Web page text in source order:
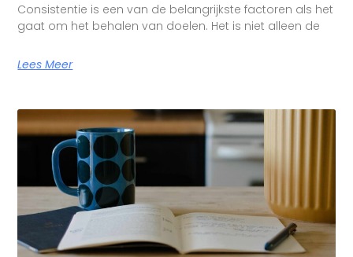
Consistentie is een van de belangrijkste factoren als het
gaat om het behalen van doelen. Het is niet alleen de
Lees Meer